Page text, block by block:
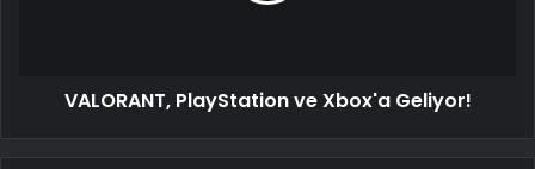
VALORANT, PlayStation ve Xbox'a Geliyor!